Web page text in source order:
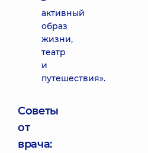
активный
образ
жизни,
театр
и
путешествия».
Советы
от
врача: